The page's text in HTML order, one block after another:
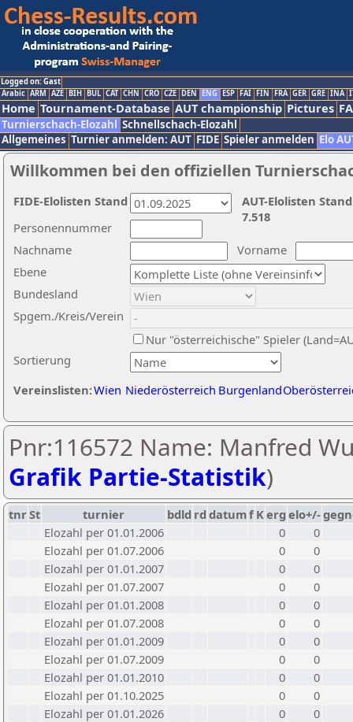
Logged on: Gast
Arabic ARM AZE BIH BUL CAT CHN CRO CZE DEN ENG ESP FAI FIN FRA GER GRE INA
Home Tournament-Database AUT championship Pictures
Turnierschach-Elozahl Schnellschach-Elozahl
Allgemeines Turnier anmelden: AUT FIDE Spieler anmelden Elo
Willkommen bei den offiziellen
Nachname
Vorname
Ebene
Sortierung
Personennummer
Bundesland
Spgem./Kreis/Verein
Nur "österreichische" Spieler
Vereinslisten:Wien Niederösterreich Burgenland
AUT-Elolisten
7.518
FIDE-Elolisten Stand
Pnr:116572 Name: Manfred
Grafik Partie-Statistik)
tnrSt turnier bdld rd datumf Kerg elo+/-
Elozahl per 01.01.2006
0
0
Elozahl per 01.07.2006
0
0
Elozahl per 01.01.2007
0
0
Elozahl per 01.07.2007
0
0
Elozahl per 01.01.2008
0
0
Elozahl per 01.07.2008
0
0
Elozahl per 01.01.2009
0
0
Elozahl per 01.07.2009
0
0
Elozahl per 01.01.2010
0
0
Elozahl per 01.10.2025
0
0
Elozahl per 01.01.2026
0
0